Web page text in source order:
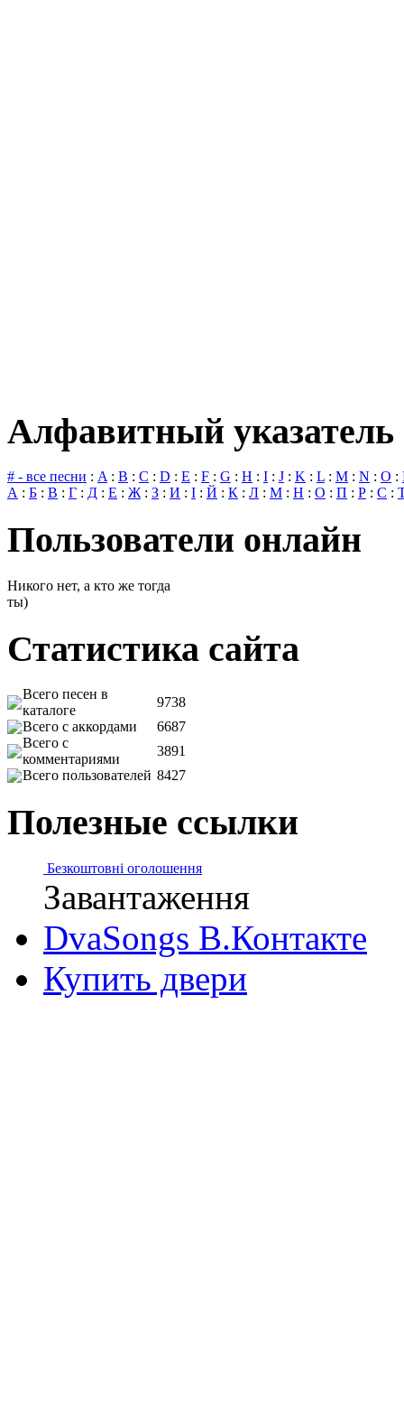
Алфавитный указатель
# - все песни : A: B : C : D : E : F : G : H : I : J : K : L : M : N : O :
А : Б : В : Г : Д : Е : Ж: З : И : І : Й : К : Л : М : Н : О : П : Р : С :
Пользователи онлайн
Никого нет, а кто же тогда
ты)
Статистика сайта
Всего песен в
каталоге
9738
Всего с аккордами
6687
Всего с
комментариями
3891
Всего пользователей 8427
Полезные ссылки
Безкоштовні оголошення
Завантаження
DvaSongs В.Контакте
Купить двери